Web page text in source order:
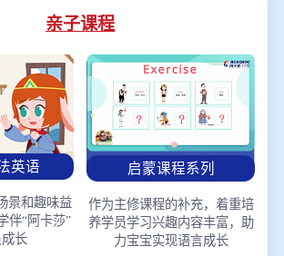
亲子课程
英语
景和趣味益
伴“阿卡莎”
长
启蒙课程系列
作为主修课程的补充，着重培
养学员学习兴趣内容丰富，助
力宝宝实现语言成长